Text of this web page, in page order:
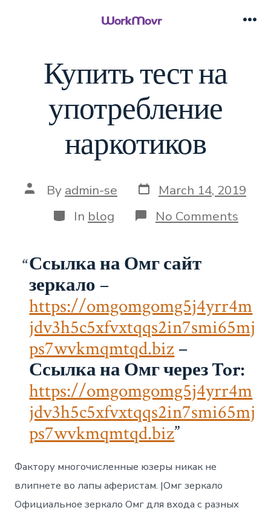
Купить тест на
употребление
наркотиков
Post
author
By admin-se Post
date
March 14, 2019
Categories
In blog No Comments
Ссылка на Омг сайт
зеркало –
https://omgomgomg5j4yrr4m
jdv3h5c5xfvxtqqs2in7smi65mj
ps7wvkmqmtqd.biz–
Ссылка на Омг через Tor:
https://omgomgomg5j4yrr4m
jdv3h5c5xfvxtqqs2in7smi65mj
ps7wvkmqmtqd.biz
Фактору многочисленные юзеры никак не
влипнете во лапы аферистам. |Омг зеркало
Официальное зеркало Омг для входа с разных